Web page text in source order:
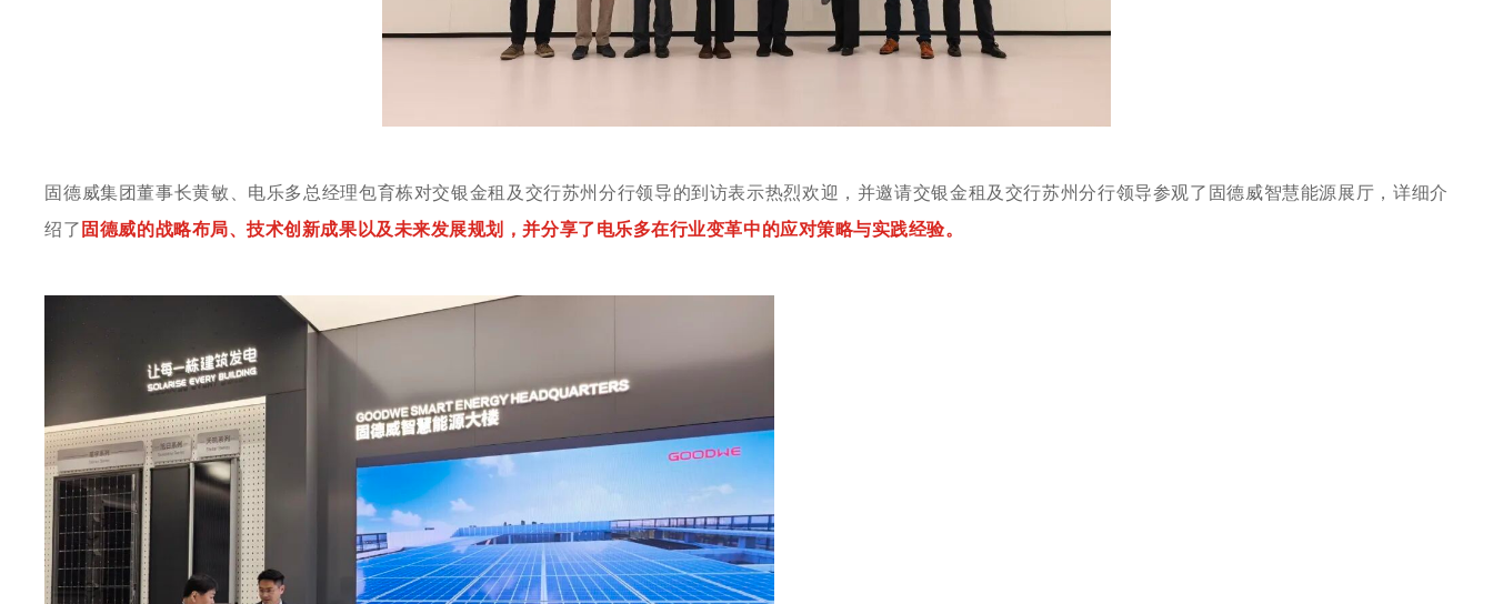
固德威集团董事长黄敏、电乐多总经理包育栋对交银金租及交行苏州分行领导的到访表示热烈欢迎，并邀请交银金租及交行苏州分行领导参观了固德威智慧能源展厅，详细介
绍了固德威的战略布局、技术创新成果以及未来发展规划，并分享了电乐多在行业变革中的应对策略与实践经验。